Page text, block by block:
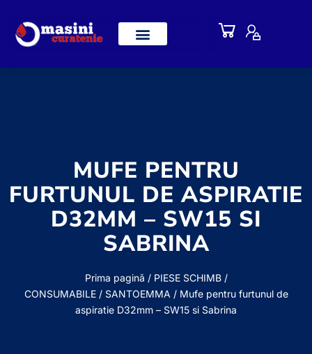
MUFE PENTRU
FURTUNUL DE ASPIRATIE
D32MM – SW15 SI
SABRINA
Prima pagină / PIESE SCHIMB /
CONSUMABILE/ SANTOEMMA / Mufe pentru furtunul de
aspiratie D32mm – SW15 si Sabrina